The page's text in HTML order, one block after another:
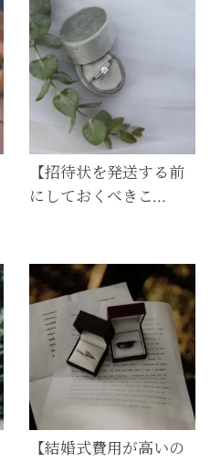
【招待状を発送する前
にしておくべきこ…
【結婚式費用が高いの